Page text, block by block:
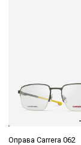
Оправа Carrera 062